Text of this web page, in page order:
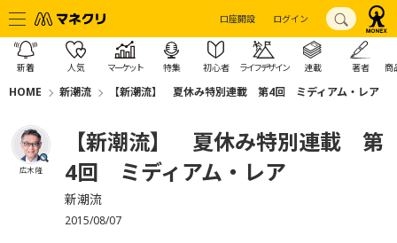
口座開設 ログイン
新着 人気 マーケット 特集 初心者 ライフデザイン 連載 著者 商
HOME 新潮流 【新潮流】 夏休み特別連載 第4回 ミディアム・レア
広木 隆
【新潮流】 夏休み特別連載 第
4回 ミディアム・レア
新潮流
2015/08/07